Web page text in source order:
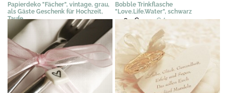
Papierdeko "Fächer", vintage, grau,
als Gäste Geschenk für Hochzeit,
Taufe
2,00 €
Bobble Trinkflasche
"Love.Life.Water", schwarz
13,84 €7,95 €*